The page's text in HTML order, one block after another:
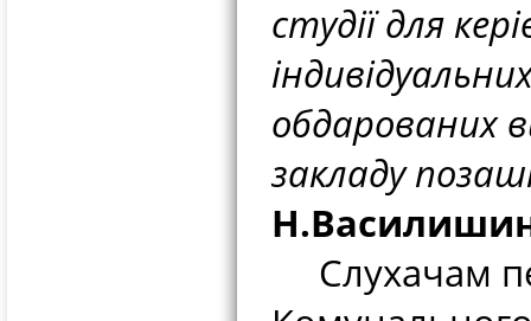
студіїдля
обдарованих
закладу
Слухачам